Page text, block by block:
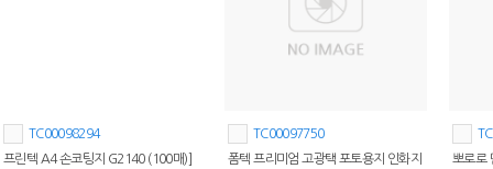
TC00098294
프린텍 A4 손코팅지 G2140 (100매)]
TC00097750
폼텍 프리미엄 고광택 포토용지 인화지
뽀로로